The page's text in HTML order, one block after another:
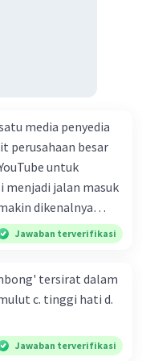
perusahaan besar
untuk
besar pula peluang
(2)-(3)-
Jawaban terverifikasi
tersirat dalam
Jawaban terverifikasi